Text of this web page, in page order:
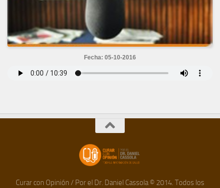
Fecha: 05-10-2016
Curar con Opinión / Por el Dr. Daniel Cassola © 2014. Todos los